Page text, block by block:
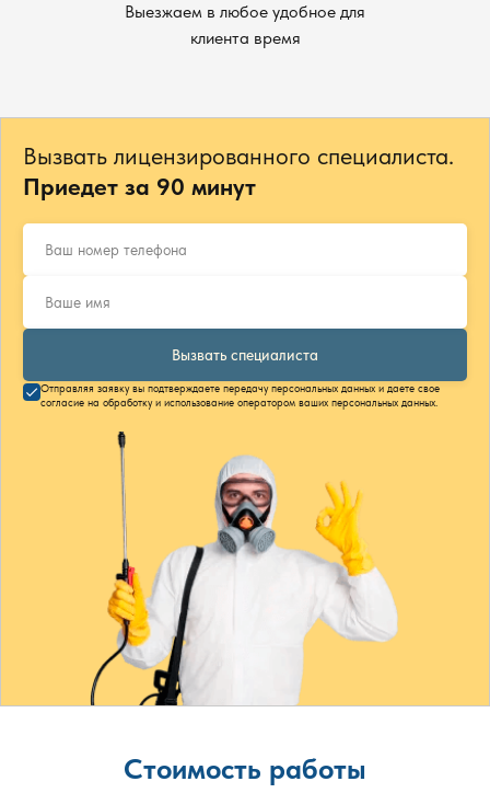
Выезжаем в любое удобное для
клиента время
Вызвать лицензированного специалиста.
Приедет за 90 минут
Вызвать специалиста
Отправляя заявку вы подтверждаете передачу персональных данных и даете свое
согласие на обработку и использование оператором ваших персональных данных.
Стоимость работы